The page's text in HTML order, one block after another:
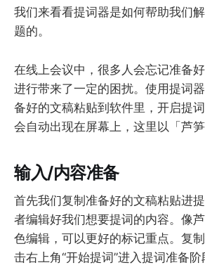
我们来看看提词器是如何帮助我们
题的。
在线上会议中，很多人会忘记准备
进行带来了一定的困扰。使用提词
备好的文稿粘贴到软件里，开启提
会自动出现在屏幕上，这里以「芦
输入/内容准备
首先我们复制准备好的文稿粘贴进
者编辑好我们想要提词的内容。像
色编辑，可以更好的标记重点。复
击右上角“开始提词”进入提词准备阶